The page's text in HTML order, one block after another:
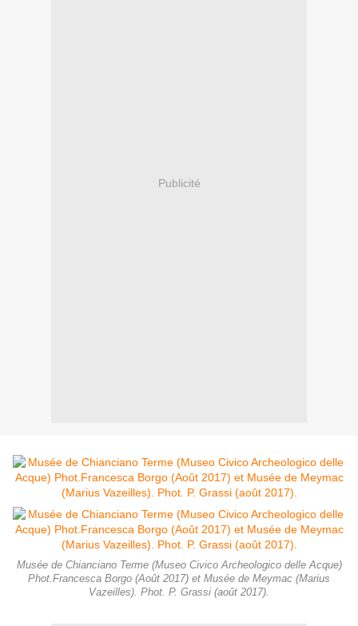
Publicité
Musée de Chianciano Terme (Museo Civico Archeologico delle Acque)
Phot.Francesca Borgo (Août 2017) et Musée de Meymac (Marius
Vazeilles). Phot. P. Grassi (août 2017).